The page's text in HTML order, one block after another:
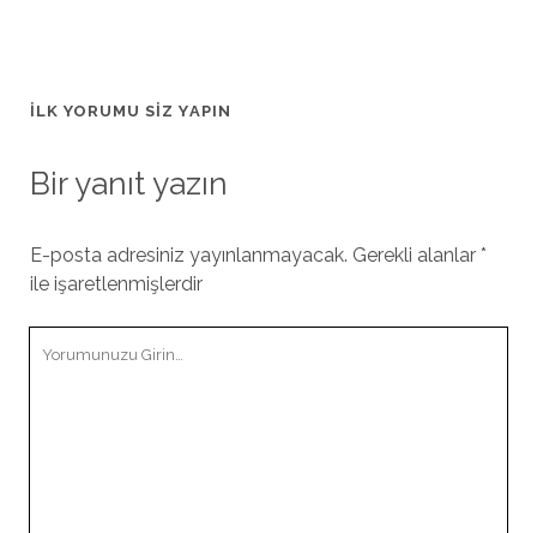
İLK YORUMU SIZ YAPIN
Bir yanıt yazın
E-posta adresiniz yayınlanmayacak. Gerekli alanlar *
ile işaretlenmişlerdir